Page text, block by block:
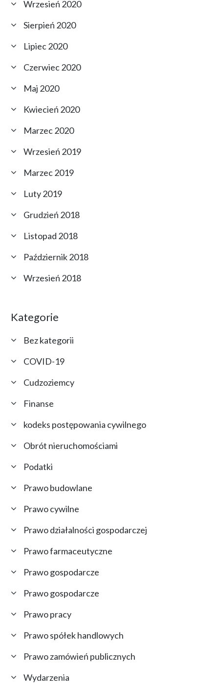
Wrzesień 2020
Sierpień 2020
Lipiec 2020
Czerwiec 2020
Maj 2020
Kwiecień 2020
Marzec 2020
Wrzesień 2019
Marzec 2019
Luty 2019
Grudzień 2018
Listopad 2018
Październik 2018
Wrzesień 2018
Kategorie
Bez kategorii
COVID-19
Cudzoziemcy
Finanse
kodeks postępowania cywilnego
Obrót nieruchomościami
Podatki
Prawo budowlane
Prawo cywilne
Prawo działalności gospodarczej
Prawo farmaceutyczne
Prawo gospodarcze
Prawo gospodarcze
Prawo pracy
Prawo spółek handlowych
Prawo zamówień publicznych
Wydarzenia